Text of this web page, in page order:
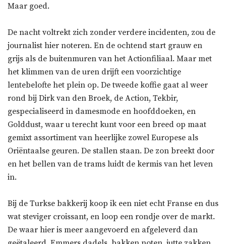
Maar goed.
De nacht voltrekt zich zonder verdere incidenten, zou de
journalist hier noteren. En de ochtend start grauw en
grijs als de buitenmuren van het Actionfiliaal. Maar met
het klimmen van de uren drijft een voorzichtige
lentebelofte het plein op. De tweede koffie gaat al weer
rond bij Dirk van den Broek, de Action, Tekbir,
gespecialiseerd in damesmode en hoofddoeken, en
Golddust, waar u terecht kunt voor een breed op maat
gemixt assortiment van heerlijke zowel Europese als
Oriëntaalse geuren. De stallen staan. De zon breekt door
en het bellen van de trams luidt de kermis van het leven
in.
Bij de Turkse bakkerij koop ik een niet echt Franse en dus
wat steviger croissant, en loop een rondje over de markt.
De waar hier is meer aangevoerd en afgeleverd dan